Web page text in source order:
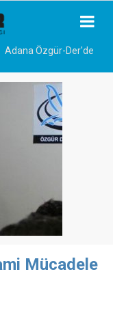
Adana Özgür-Der'de
Mücadele